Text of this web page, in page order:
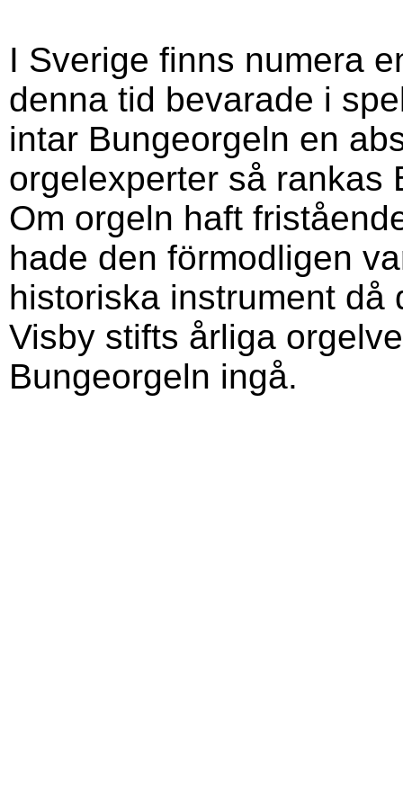
I Sverige finns numera
denna tid bevarade i
intar Bungeorgeln en
orgelexperter så rankas
Om orgeln haft
hade den förmodligen
historiska instrument då
Visby stifts årliga
Bungeorgeln ingå.